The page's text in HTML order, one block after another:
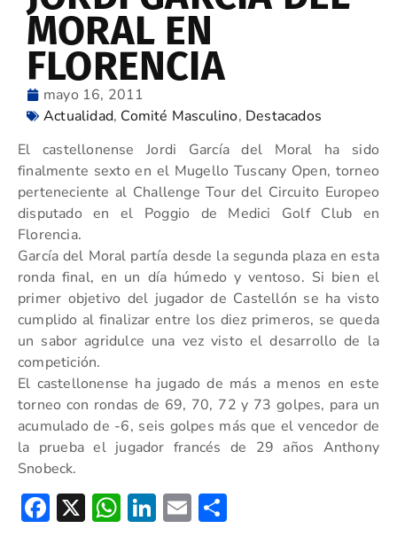
MORAL EN
FLORENCIA
mayo 16, 2011
Actualidad, Comité Masculino, Destacados
El castellonense Jordi García del Moral ha sido
finalmente sexto en el Mugello Tuscany Open, torneo
perteneciente al Challenge Tour del Circuito Europeo
disputado en el Poggio de Medici Golf Club en
Florencia.
García del Moral partía desde la segunda plaza en esta
ronda final, en un día húmedo y ventoso. Si bien el
primer objetivo del jugador de Castellón se ha visto
cumplido al finalizar entre los diez primeros, se queda
un sabor agridulce una vez visto el desarrollo de la
competición.
El castellonense ha jugado de más a menos en este
torneo con rondas de 69, 70, 72 y 73 golpes, para un
acumulado de -6, seis golpes más que el vencedor de
la prueba el jugador francés de 29 años Anthony
Snobeck.
Facebook
X WhatsApp
LinkedIn
Email